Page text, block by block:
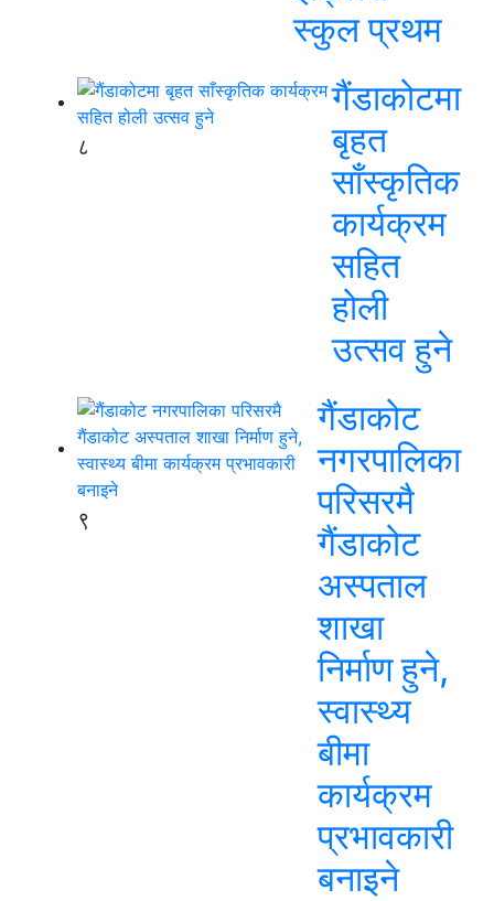
स्कुल प्रथम
८
गैंडाकोटमा
बृहत
साँस्कृतिक
कार्यक्रम
सहित
होली
उत्सव हुने
९
गैंडाकोट
नगरपालिका
परिसरमै
गैंडाकोट
अस्पताल
शाखा
निर्माण हुने,
स्वास्थ्य
बीमा
कार्यक्रम
प्रभावकारी
बनाइने